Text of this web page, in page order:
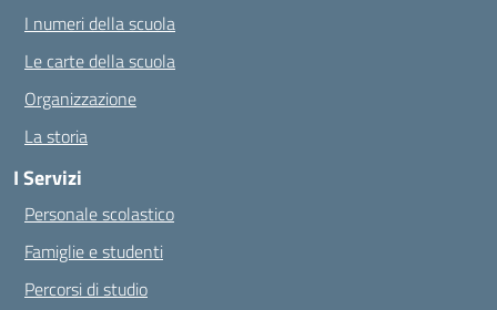
I numeri della scuola
Le carte della scuola
Organizzazione
La storia
I Servizi
Personale scolastico
Famiglie e studenti
Percorsi di studio